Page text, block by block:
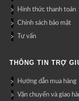
Hình thức thanh toán
Chính sách bảo mật
Tư vấn
THÔNG TIN TRỢ
Hướng dẫn mua hàng
Vận chuyển và giao